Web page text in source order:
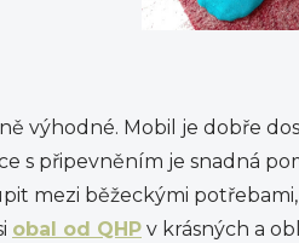
výhodné. Mobil je dobře
s připevněním je snadná
mezi běžeckými
obal od QHP v krásných a